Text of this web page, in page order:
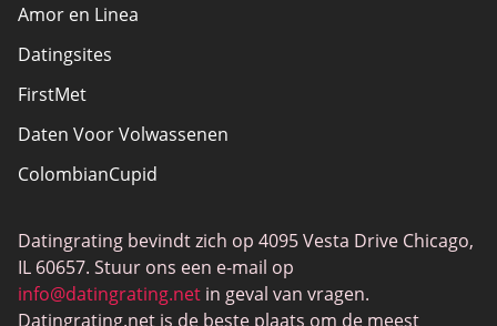
Amor en Linea
Datingsites
FirstMet
Daten Voor Volwassenen
ColombianCupid
MeetMindful
BDSM Dating
Datingrating bevindt zich op 4095 Vesta Drive Chicago,
IL 60657. Stuur ons een e-mail op
info@datingrating.net in geval van vragen.
Datingrating.net is de beste plaats om de meest